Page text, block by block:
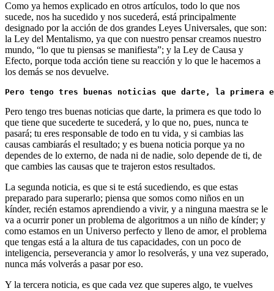
Como ya hemos explicado en otros artículos, todo lo que nos
sucede, nos ha sucedido y nos sucederá, está principalmente
designado por la acción de dos grandes Leyes Universales, que son:
la Ley del Mentalismo, ya que con nuestro pensar creamos nuestro
mundo, “lo que tu piensas se manifiesta”; y la Ley de Causa y
Efecto, porque toda acción tiene su reacción y lo que le hacemos a
los demás se nos devuelve.
Pero tengo tres buenas noticias que darte, la primera
Pero tengo tres buenas noticias que darte, la primera es que todo lo
que tiene que sucederte te sucederá, y lo que no, pues, nunca te
pasará; tu eres responsable de todo en tu vida, y si cambias las
causas cambiarás el resultado; y es buena noticia porque ya no
dependes de lo externo, de nada ni de nadie, solo depende de ti, de
que cambies las causas que te trajeron estos resultados.
La segunda noticia, es que si te está sucediendo, es que estas
preparado para superarlo; piensa que somos como niños en un
kínder, recién estamos aprendiendo a vivir, y a ninguna maestra se le
va a ocurrir poner un problema de algoritmos a un niño de kínder; y
como estamos en un Universo perfecto y lleno de amor, el problema
que tengas está a la altura de tus capacidades, con un poco de
inteligencia, perseverancia y amor lo resolverás, y una vez superado,
nunca más volverás a pasar por eso.
Y la tercera noticia, es que cada vez que superes algo, te vuelves